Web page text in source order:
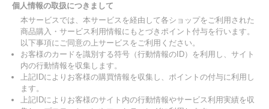
個人情報の取扱につきまして
本サービスでは、本サービスを経由して各ショップをご利用された
商品購入・サービス利用情報にもとづきポイント付与を行います。
以下事項にご同意の上サービスをご利用ください。
お客様のカードを識別する符号（行動情報のID）を利用し、サイト
内の行動情報を収集します。
上記IDによりお客様の購買情報を収集し、ポイントの付与に利用し
ます。
上記IDによりお客様のサイト内の行動情報やサービス利用実績を収